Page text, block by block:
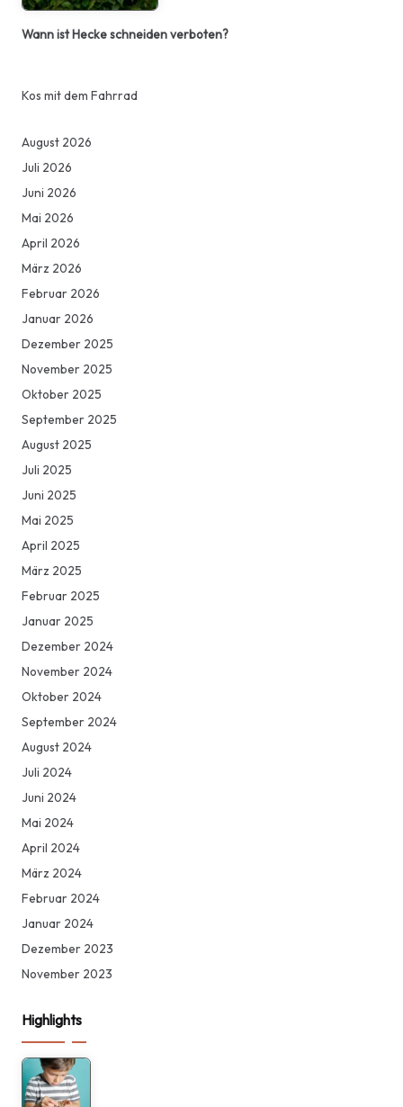
Wann ist Hecke schneiden verboten?
Kos mit dem Fahrrad
August 2026
Juli 2026
Juni 2026
Mai 2026
April 2026
März 2026
Februar 2026
Januar 2026
Dezember 2025
November 2025
Oktober 2025
September 2025
August 2025
Juli 2025
Juni 2025
Mai 2025
April 2025
März 2025
Februar 2025
Januar 2025
Dezember 2024
November 2024
Oktober 2024
September 2024
August 2024
Juli 2024
Juni 2024
Mai 2024
April 2024
März 2024
Februar 2024
Januar 2024
Dezember 2023
November 2023
Highlights